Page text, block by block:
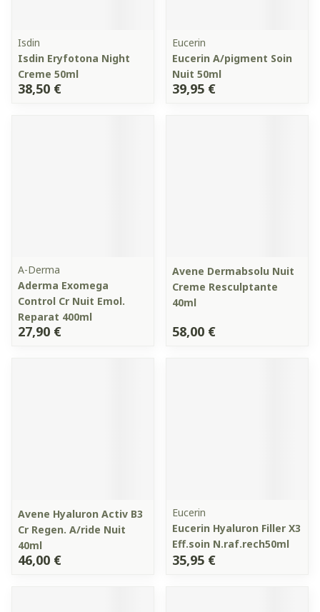
Isdin
Isdin Eryfotona Night
Creme 50ml
38,50 €
Eucerin
Eucerin A/pigment Soin
Nuit 50ml
39,95 €
A-Derma
Aderma Exomega
Control Cr Nuit Emol.
Reparat 400ml
27,90 €
Avene Dermabsolu Nuit
Creme Resculptante
40ml
58,00 €
Avene Hyaluron Activ B3
Cr Regen. A/ride Nuit
40ml
46,00 €
Eucerin
Eucerin Hyaluron Filler X3
Eff.soin N.raf.rech50ml
35,95 €